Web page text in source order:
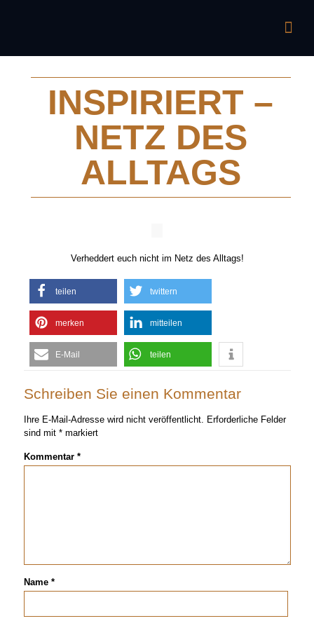
INSPIRIERT –
NETZ DES
ALLTAGS
Verheddert euch nicht im Netz des Alltags!
teilen twittern
merken mitteilen
E-Mail teilen
Schreiben Sie einen Kommentar
Ihre E-Mail-Adresse wird nicht veröffentlicht. Erforderliche Felder
sind mit *markiert
Kommentar *
Name *